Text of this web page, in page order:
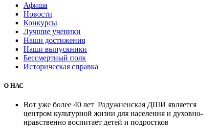
Афиша
Новости
Конкурсы
Лучшие ученики
Наши достижения
Наши выпускники
Бессмертный полк
Историческая справка
О НАС
Вот уже более 40 лет Радужненская ДШИ является
центром культурной жизни для населения и духовно-
нравственно воспитает детей и подростков